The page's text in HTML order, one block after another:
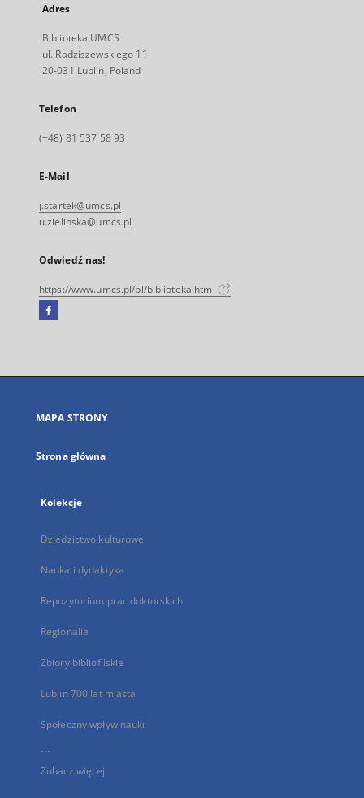
Adres
Biblioteka UMCS
ul. Radziszewskiego 11
20-031 Lublin, Poland
Telefon
(+48) 81 537 58 93
E-Mail
j.startek@umcs.pl
u.zielinska@umcs.pl
Odwiedź nas!
https://www.umcs.pl/pl/biblioteka.htm
Facebook
się
karcie
MAPA STRONY
Strona główna
Kolekcje
Dziedzictwo kulturowe
Nauka i dydaktyka
Repozytorium prac doktorskich
Regionalia
Zbiory bibliofilskie
Lublin 700 lat miasta
Społeczny wpływ nauki
...
Zobacz więcej